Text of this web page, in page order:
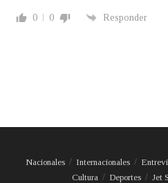
0 0 Responder
Nacionales Internacionales
Cultura
Deportes Jet